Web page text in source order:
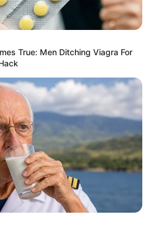
True: Men Ditching Viagra For